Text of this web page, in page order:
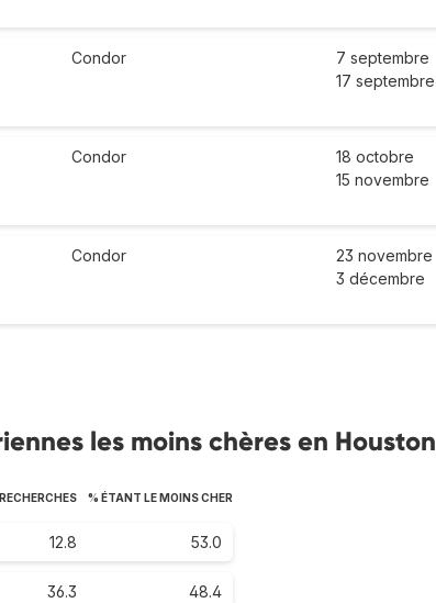
Condor
7 septembre
17 septembre
Condor
18 octobre
15 novembre
Condor
23 novembre
3 décembre
les moins chères en Houston
% ÉTANT LE MOINS CHER
12.8 53.0
36.3 48.4